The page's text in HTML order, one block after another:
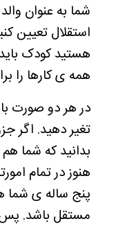
شما به عنوان والد
استقلال تعیین
هستید کودک
همه ی کارها را
در هر دو صورت
تغیر دهید. اگر
بدانید که شما
هنوز در تمام
پنج ساله ی شما
مستقل باشد. پس